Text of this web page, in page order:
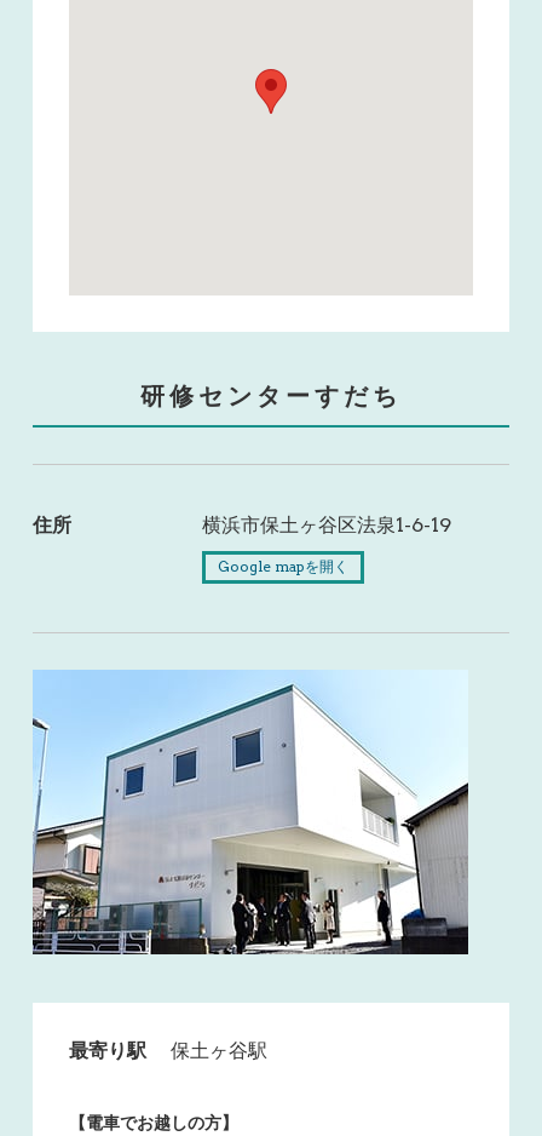
研修センターすだち
住所 横浜市保土ヶ谷区法泉1-6-19
Google mapを開く
最寄り駅 保土ヶ谷駅
【電車でお越しの方】